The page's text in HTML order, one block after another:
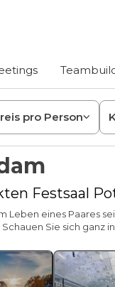
pro Person
Festsaal
Leben eines Paares
Sie sich ganz